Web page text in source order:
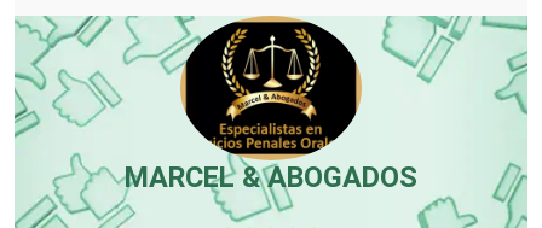
Centros Comerciales
Centros de Espectáculos
MARCEL & ABOGADOS